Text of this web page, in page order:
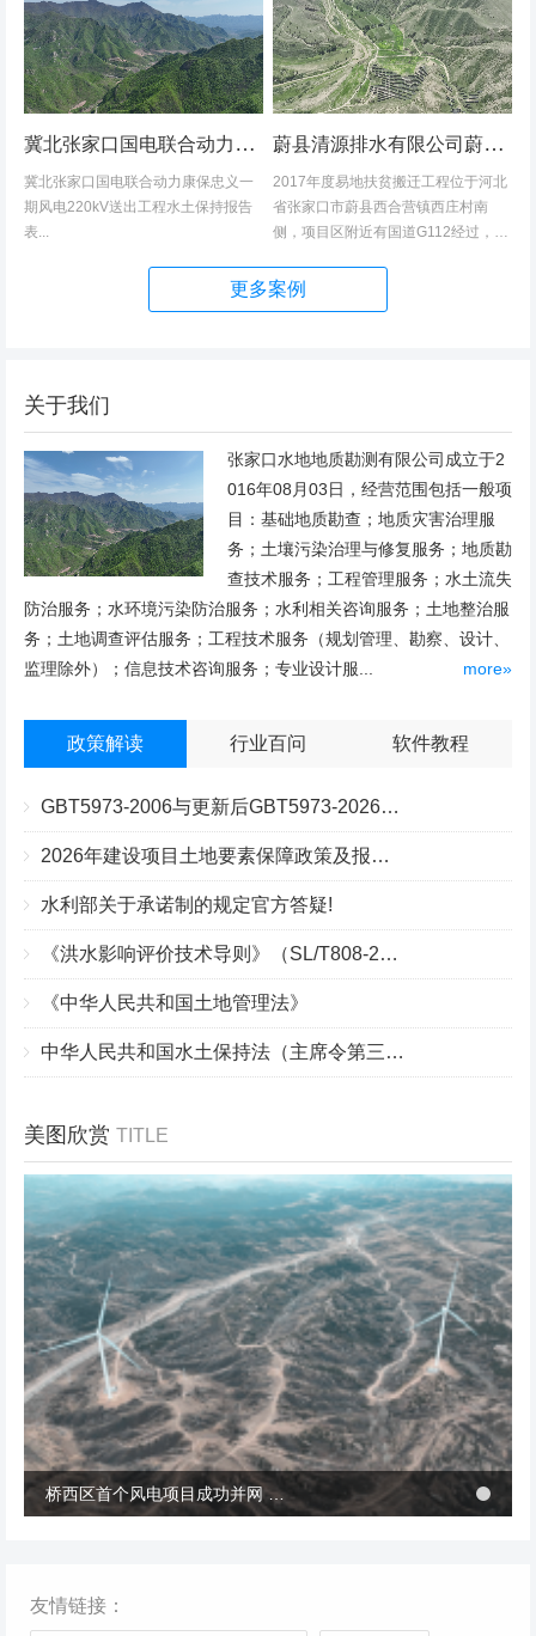
项目堆料...
冀北张家口国电联合动力康保忠义一期风电220kV送出工程水土保持报告表
冀北张家口国电联合动力康保忠义一
期风电220kV送出工程水土保持报告
表...
蔚县清源排水有限公司蔚县2017年度易地扶贫搬迁工程（一期）水土保持方案
2017年度易地扶贫搬迁工程位于河北
省张家口市蔚县西合营镇西庄村南
侧，项目区附近有国道G112经过，交
位置优越。项目地理位置图见附图1。
项目总占地面积14.82hm2,...
更多案例
关于我们
张家口水地地质勘测有限公司成立于2
016年08月03日，经营范围包括一般项
目：基础地质勘查；地质灾害治理服
务；土壤污染治理与修复服务；地质勘
查技术服务；工程管理服务；水土流失
防治服务；水环境污染防治服务；水利相关咨询服务；土地整治服
务；土地调查评估服务；工程技术服务（规划管理、勘察、设计、
监理除外）；信息技术咨询服务；专业设计服...
more»
政策解读 行业百问 软件教程
GBT5973-2006与更新后GBT5973-2026区别你知道几点？
2026年建设项目土地要素保障政策及报批流程
水利部关于承诺制的规定官方答疑!
《洪水影响评价技术导则》（SL/T808-2025）核心解读
《中华人民共和国土地管理法》
中华人民共和国水土保持法（主席令第三十九号）
美图欣赏 TITLE
桥西区首个风电项目成功并网 助力绿电转型与乡村共富
冬季张北风景 桥西区首个风电项目成功并网 助力绿电转型与乡村共富
友情链接：